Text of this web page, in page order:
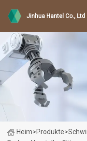
Jinhua Hantel Co., Ltd
Heim>Produkte>